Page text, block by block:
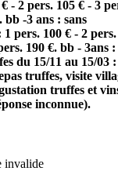
- 2 pers. 105 € - 3
bb -3 ans : sans
190 €. bb - 3ans :
du 15/11 au 15/03 :
truffes, visite
truffes et
inconnue).
invalide